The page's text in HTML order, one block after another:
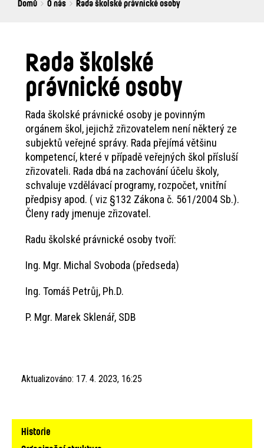
Breadcrumbs
You
Domů O nás Rada školské právnické osoby
Rada školské
právnické osoby
Rada školské právnické osoby je povinným
orgánem škol, jejichž zřizovatelem není některý ze
subjektů veřejné správy. Rada přejímá většinu
kompetencí, které v případě veřejných škol přísluší
zřizovateli. Rada dbá na zachování účelu školy,
schvaluje vzdělávací programy, rozpočet, vnitřní
předpisy apod. ( viz §132 Zákona č. 561/2004 Sb.).
Členy rady jmenuje zřizovatel.
Radu školské právnické osoby tvoří:
Ing. Mgr. Michal Svoboda (předseda)
Ing. Tomáš Petrůj, Ph.D.
P. Mgr. Marek Sklenář, SDB
Aktualizováno: 17. 4. 2023, 16:25
Hlavní
Historie